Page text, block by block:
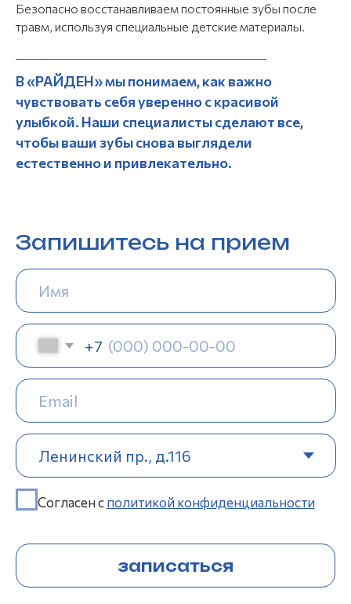
Безопасно восстанавливаем постоянные зубы после
травм, используя специальные детские материалы.
В «РАЙДЕН» мы понимаем, как важно
чувствовать себя уверенно с красивой
улыбкой. Наши специалисты сделают все,
чтобы ваши зубы снова выглядели
естественно и привлекательно.